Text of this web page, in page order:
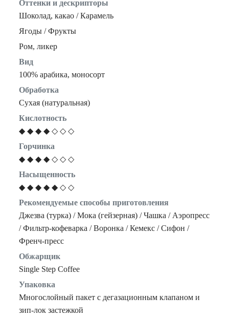
Оттенки и дескрипторы
Шоколад, какао / Карамель
Ягоды / Фрукты
Ром, ликер
Вид
100% арабика, моносорт
Обработка
Сухая (натуральная)
Кислотность
◆ ◆ ◆ ◆ ◇ ◇ ◇
Горчинка
◆ ◆ ◆ ◆ ◇ ◇ ◇
Насыщенность
◆ ◆ ◆ ◆ ◆ ◇ ◇
Рекомендуемые способы приготовления
Джезва (турка) / Мока (гейзерная) / Чашка / Аэропресс
/ Фильтр-кофеварка / Воронка / Кемекс / Сифон /
Френч-пресс
Обжарщик
Single Step Coffee
Упаковка
Многослойный пакет с дегазационным клапаном и
зип-лок застежкой